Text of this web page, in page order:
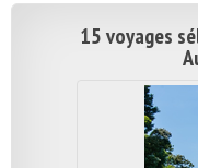
15 voyages